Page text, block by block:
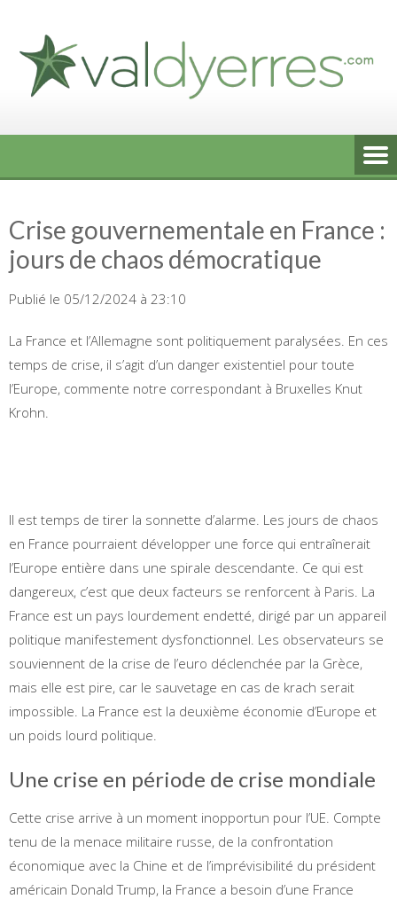
content
Crise gouvernementale en France :
jours de chaos démocratique
Publié le 05/12/2024 à 23:10
La France et l’Allemagne sont politiquement paralysées. En ces
temps de crise, il s’agit d’un danger existentiel pour toute
l’Europe, commente notre correspondant à Bruxelles Knut
Krohn.
Il est temps de tirer la sonnette d’alarme. Les jours de chaos
en France pourraient développer une force qui entraînerait
l’Europe entière dans une spirale descendante. Ce qui est
dangereux, c’est que deux facteurs se renforcent à Paris. La
France est un pays lourdement endetté, dirigé par un appareil
politique manifestement dysfonctionnel. Les observateurs se
souviennent de la crise de l’euro déclenchée par la Grèce,
mais elle est pire, car le sauvetage en cas de krach serait
impossible. La France est la deuxième économie d’Europe et
un poids lourd politique.
Une crise en période de crise mondiale
Cette crise arrive à un moment inopportun pour l’UE. Compte
tenu de la menace militaire russe, de la confrontation
économique avec la Chine et de l’imprévisibilité du président
américain Donald Trump, la France a besoin d’une France